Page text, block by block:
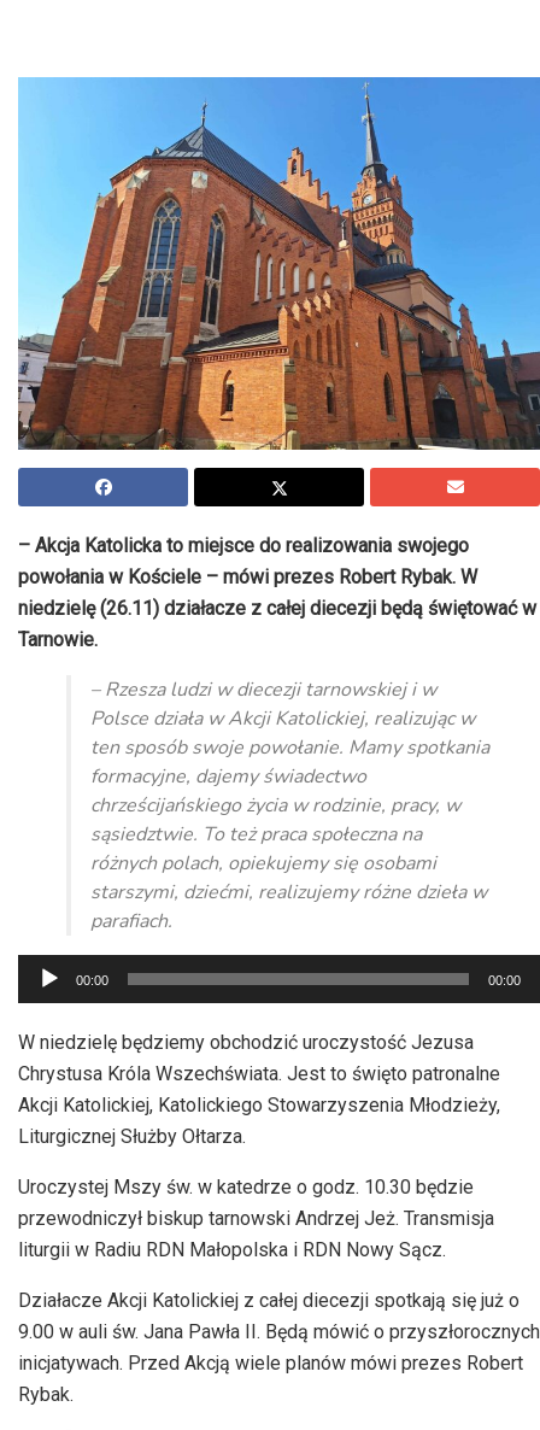
– Akcja Katolicka to miejsce do realizowania swojego
powołania w Kościele – mówi prezes Robert Rybak. W
niedzielę (26.11) działacze z całej diecezji będą świętować w
Tarnowie.
– Rzesza ludzi w diecezji tarnowskiej i w
Polsce działa w Akcji Katolickiej, realizując w
ten sposób swoje powołanie. Mamy spotkania
formacyjne, dajemy świadectwo
chrześcijańskiego życia w rodzinie, pracy, w
sąsiedztwie. To też praca społeczna na
różnych polach, opiekujemy się osobami
starszymi, dziećmi, realizujemy różne dzieła w
parafiach.
Odtwarzacz
plików
dźwiękowych
00:00 00:00
W niedzielę będziemy obchodzić uroczystość Jezusa
Chrystusa Króla Wszechświata. Jest to święto patronalne
Akcji Katolickiej, Katolickiego Stowarzyszenia Młodzieży,
Liturgicznej Służby Ołtarza.
Uroczystej Mszy św. w katedrze o godz. 10.30 będzie
przewodniczył biskup tarnowski Andrzej Jeż. Transmisja
liturgii w Radiu RDN Małopolska i RDN Nowy Sącz.
Działacze Akcji Katolickiej z całej diecezji spotkają się już o
9.00 w auli św. Jana Pawła II. Będą mówić o przyszłorocznych
inicjatywach. Przed Akcją wiele planów mówi prezes Robert
Rybak.